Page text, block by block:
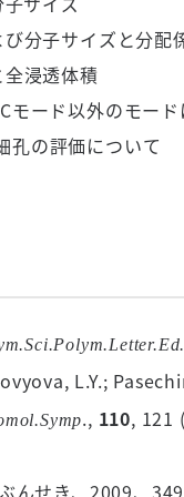
分子サイズと分配
浸透体積
モード以外のモー
孔の評価について
L.Y.;
., 110, 121